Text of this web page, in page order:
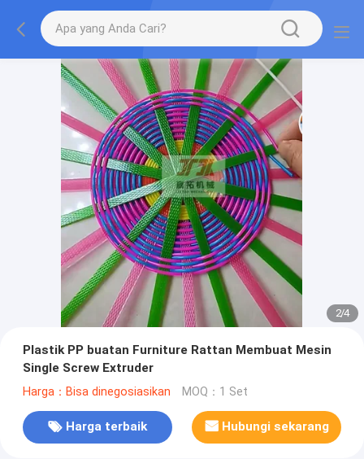
2/4
Plastik PP buatan Furniture Rattan Membuat Mesin
Single Screw Extruder
Harga：Bisa dinegosiasikan MOQ：1 Set
Harga terbaik Hubungi sekarang